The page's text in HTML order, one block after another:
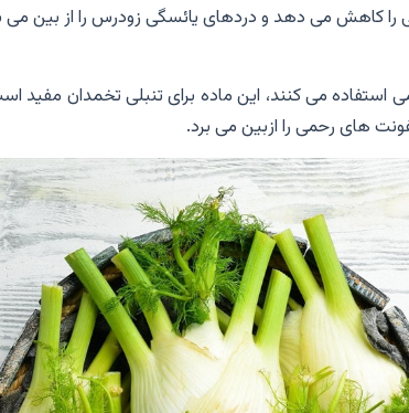
را کاهش می دهد و دردهای یائسگی زودرس را از بین می
استفاده می کنند، این ماده برای تنبلی تخمدان
های رحمی را ازبین می برد.